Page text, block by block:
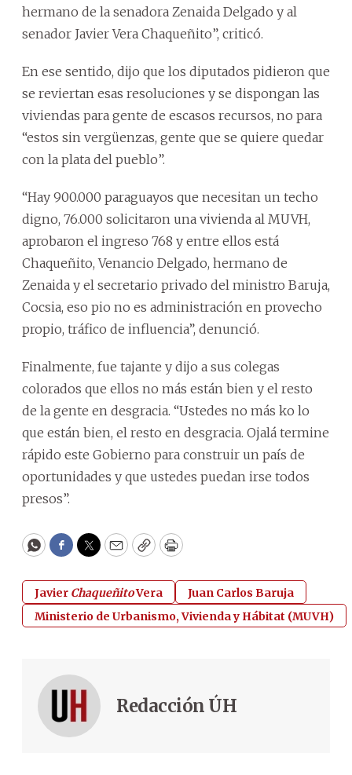
hermano de la senadora Zenaida Delgado y al
senador Javier Vera Chaqueñito”, criticó.
En ese sentido, dijo que los diputados pidieron que
se reviertan esas resoluciones y se dispongan las
viviendas para gente de escasos recursos, no para
“estos sin vergüenzas, gente que se quiere quedar
con la plata del pueblo”.
“Hay 900.000 paraguayos que necesitan un techo
digno, 76.000 solicitaron una vivienda al MUVH,
aprobaron el ingreso 768 y entre ellos está
Chaqueñito, Venancio Delgado, hermano de
Zenaida y el secretario privado del ministro Baruja,
Cocsia, eso pio no es administración en provecho
propio, tráfico de influencia”, denunció.
Finalmente, fue tajante y dijo a sus colegas
colorados que ellos no más están bien y el resto
de la gente en desgracia. “Ustedes no más ko lo
que están bien, el resto en desgracia. Ojalá termine
rápido este Gobierno para construir un país de
oportunidades y que ustedes puedan irse todos
presos”.
WhatsApp
Facebook
Twitter
EmailCopyPrint
Javier ChaqueñitoVera
Juan Carlos Baruja
Ministerio de Urbanismo, Vivienda y Hábitat (MUVH)
Redacción ÚH